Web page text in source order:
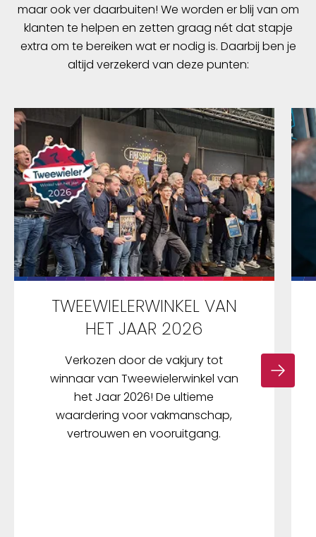
maar ook ver daarbuiten! We worden er blij van om
klanten te helpen en zetten graag nét dat stapje
extra om te bereiken wat er nodig is. Daarbij ben je
altijd verzekerd van deze punten:
TWEEWIELERWINKEL VAN
HET JAAR 2026
Verkozen door de vakjury tot
winnaar van Tweewielerwinkel van
het Jaar 2026! De ultieme
waardering voor vakmanschap,
vertrouwen en vooruitgang.